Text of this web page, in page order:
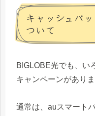
キャッシュバ
ついて
BIGLOBE光でも、い
キャンペーンがありま
通常は、auスマート